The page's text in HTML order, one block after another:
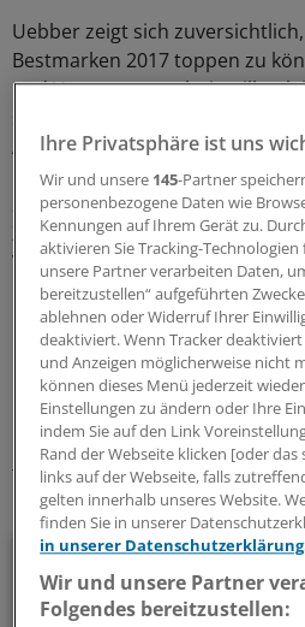
Uebber zeigt sich
Bestmarken 2017 toppen zu
und Vorsteuerergebnis will er
Aktie im Handelsverlauf um
hatten leicht bessere Zahlen
2016 anhaltende
Zudem ist die Aktie mit einem
Verhältnis von knapp acht
können daher einsteigen–
Schlagworte:
Geld und Vermögen
Ihr Newsletter zum
Beruf & Alltag
Die Sonntagslektüre: Lesen
Ihre Privatsphäre ist uns
Wir und unsere 145-Partner
personenbezogene Daten wie
Kennungen auf Ihrem Gerät zu.
aktivieren Sie Tracking-
unsere Partner verarbeiten Daten,
bereitzustellen“ aufgeführten
ablehnen oder Widerruf Ihrer
deaktiviert. Wenn Tracker
und Anzeigen möglicherweise nicht
können dieses Menü jederzeit
Einstellungen zu ändern oder Ihre
indem Sie auf den Link
Rand der Webseite klicken [oder
links auf der Webseite, falls
gelten innerhalb unseres Website.
finden Sie in unserer
in unserer
Wir und unsere Partner
Folgendes bereitzustellen: